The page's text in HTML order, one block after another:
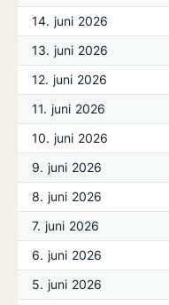
14. juni 2026
13. juni 2026
12. juni 2026
11. juni 2026
10. juni 2026
9. juni 2026
8. juni 2026
7. juni 2026
6. juni 2026
5. juni 2026